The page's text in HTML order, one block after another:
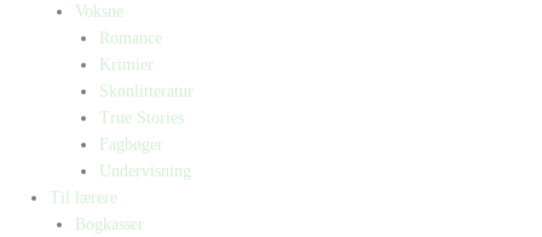
Voksne
Romance
Krimier
Skønlitteratur
True Stories
Fagbøger
Undervisning
Til lærere
Bogkasser